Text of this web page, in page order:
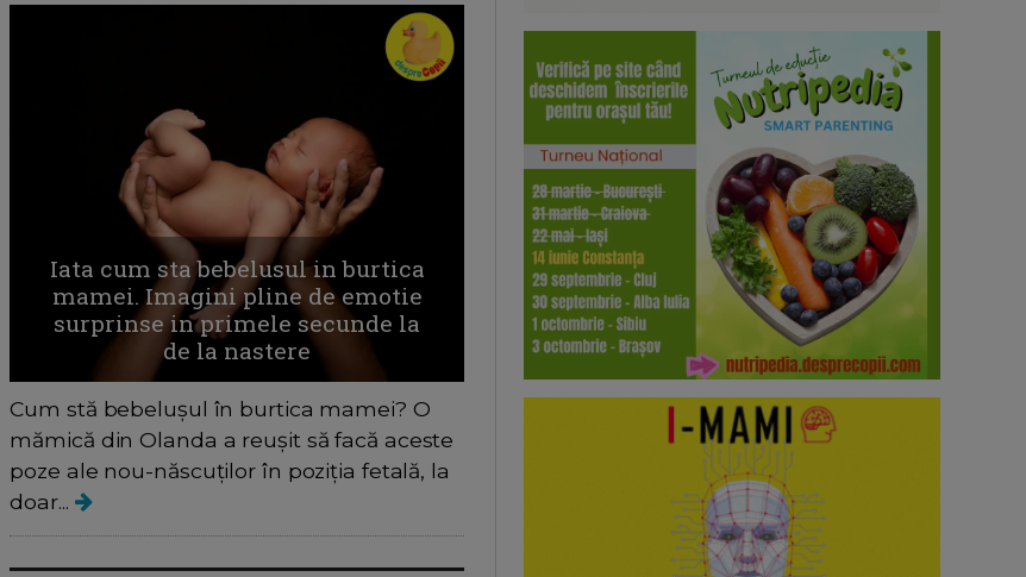
Iata cum sta bebelusul in burtica
mamei. Imagini pline de emotie
surprinse in primele secunde la
de la nastere
Cum stă bebelușul în burtica mamei? O
mămică din Olanda a reușit să facă aceste
poze ale nou-născuților în poziția fetală, la
doar...